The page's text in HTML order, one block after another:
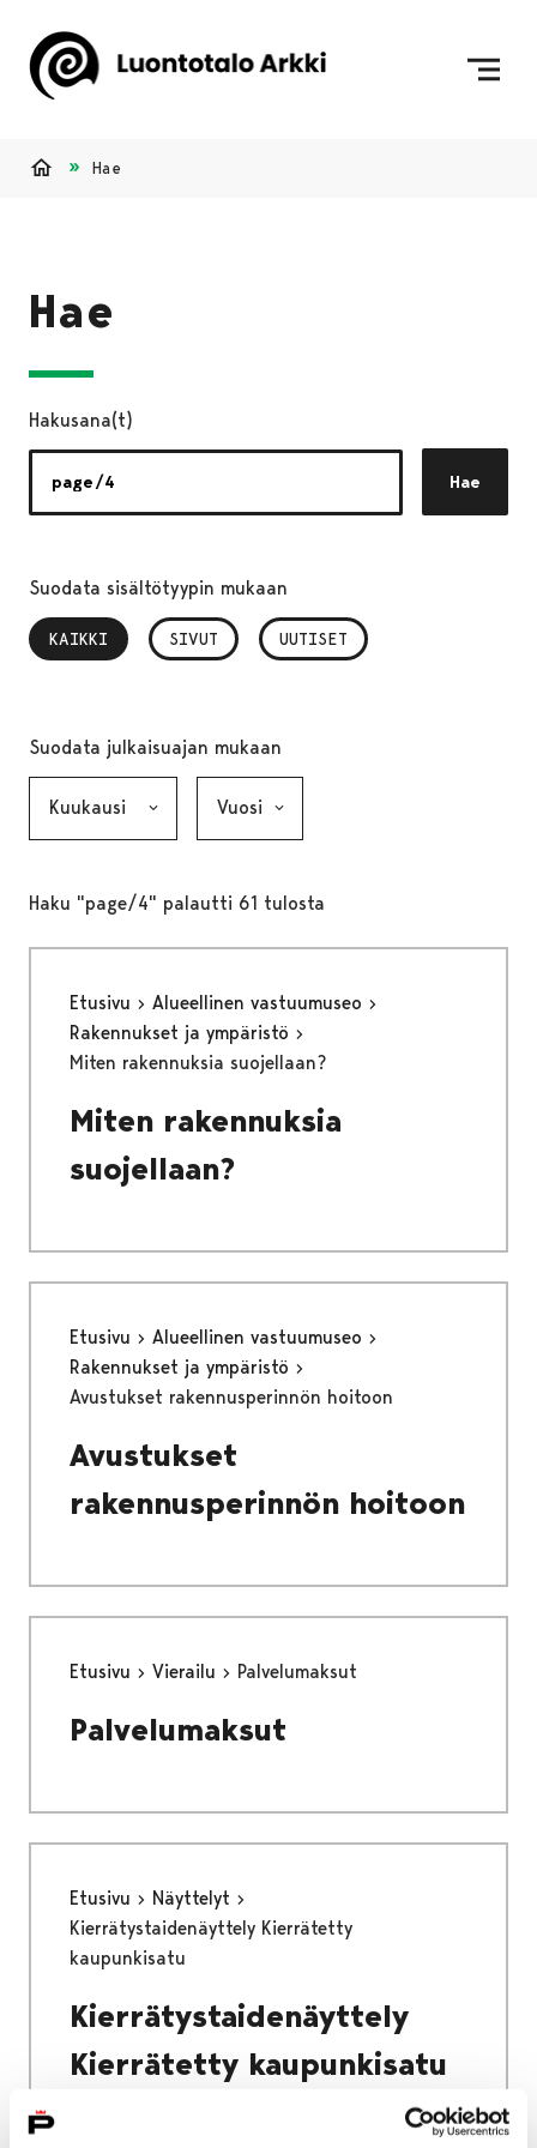
Hae
Hae
Hakusana(t)
Hae
Suodata sisältötyypin mukaan
KAIKKI
, VALITTU SIVUT UUTISET
Suodata julkaisuajan mukaan
Haku "page/4" palautti 61 tulosta
Etusivu
Alueellinen vastuumuseo
Rakennukset ja ympäristö
Miten rakennuksia suojellaan?
Miten rakennuksia
suojellaan?
Etusivu
Alueellinen vastuumuseo
Rakennukset ja ympäristö
Avustukset rakennusperinnön hoitoon
Avustukset
rakennusperinnön hoitoon
Etusivu Vierailu Palvelumaksut
Palvelumaksut
Etusivu
Näyttelyt
Kierrätystaidenäyttely Kierrätetty
kaupunkisatu
Kierrätystaidenäyttely
Kierrätetty kaupunkisatu